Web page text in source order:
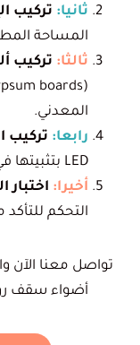
ثانيا: تركيب
المساحة
ثالثا: تركيب
المعدني.
رابعا: تركيب
LED بتثبيتها في الأماكن المخصصة لها.
أخيرا: اختبار
التحكم
تواصل معنا
أضواء سقف